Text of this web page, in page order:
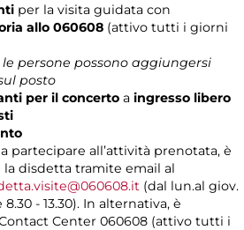
per la visita guidata con
allo 060608 (attivo tutti i giorni
persone possono aggiungersi
posto
per il concerto a ingresso libero
partecipare all’attività prenotata, è
disdetta tramite email al
(dal lun.al giov.
- 13.30). In alternativa, è
Center 060608 (attivo tutti i